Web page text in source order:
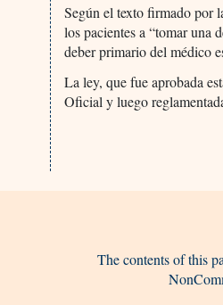
Según el texto firmado por
los pacientes a “tomar una
deber primario del médico
La ley, que fue aprobada
Oficial y luego
The contents of this